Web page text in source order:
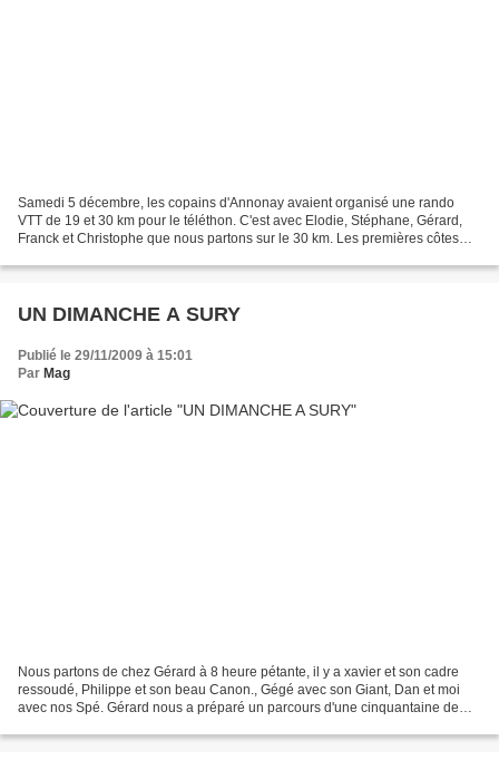
Samedi 5 décembre, les copains d'Annonay avaient organisé une rando
VTT de 19 et 30 km pour le téléthon. C'est avec Elodie, Stéphane, Gérard,
Franck et Christophe que nous partons sur le 30 km. Les premières côtes
UN DIMANCHE A SURY
Publié le 29/11/2009 à 15:01
Par Mag
Nous partons de chez Gérard à 8 heure pétante, il y a xavier et son cadre
ressoudé, Philippe et son beau Canon., Gégé avec son Giant, Dan et moi
avec nos Spé. Gérard nous a préparé un parcours d'une cinquantaine de